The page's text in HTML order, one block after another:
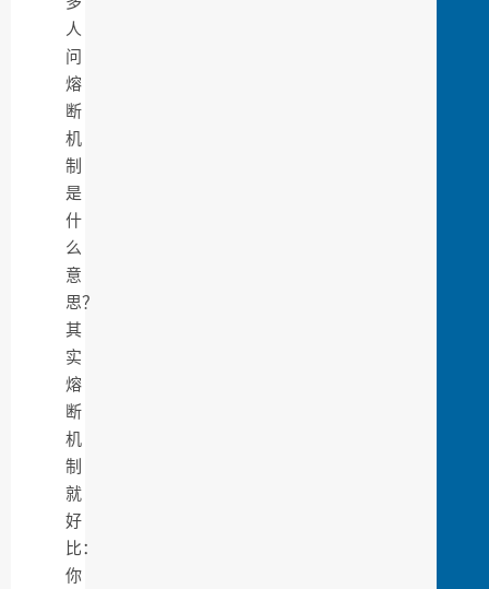
人
问
熔
断
机
制
是
什
么
意
思？
其
实
熔
断
机
制
就
好
比：
你